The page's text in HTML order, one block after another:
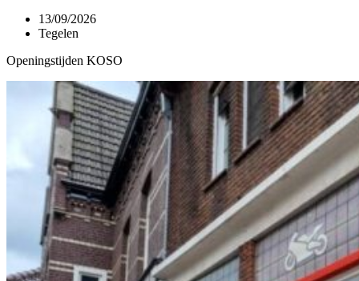
13/09/2026
Tegelen
Openingstijden KOSO